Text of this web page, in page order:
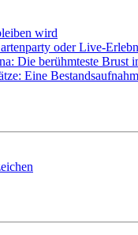
wird
oder Live-
Die berühmteste Brust
Eine